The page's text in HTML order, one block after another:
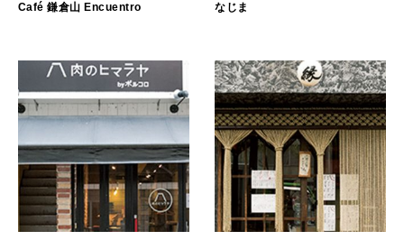
Café 鎌倉山 Encuentro なじま